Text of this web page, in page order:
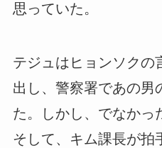
思っていた。
テジュはヒョンソクの
出し、警察署であの男
た。しかし、でなかっ
そして、キム課長が拍